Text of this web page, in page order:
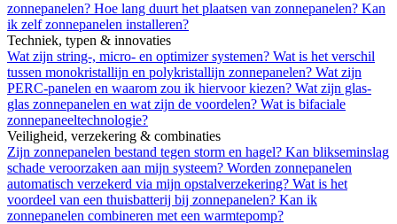
zonnepanelen? Hoe lang duurt het plaatsen van zonnepanelen? Kan
ik zelf zonnepanelen installeren?
Techniek, typen & innovaties
Wat zijn string-, micro- en optimizer systemen? Wat is het verschil
tussen monokristallijn en polykristallijn zonnepanelen? Wat zijn
PERC-panelen en waarom zou ik hiervoor kiezen? Wat zijn glas-
glas zonnepanelen en wat zijn de voordelen? Wat is bifaciale
zonnepaneeltechnologie?
Veiligheid, verzekering & combinaties
Zijn zonnepanelen bestand tegen storm en hagel? Kan blikseminslag
schade veroorzaken aan mijn systeem? Worden zonnepanelen
automatisch verzekerd via mijn opstalverzekering? Wat is het
voordeel van een thuisbatterij bij zonnepanelen? Kan ik
zonnepanelen combineren met een warmtepomp?